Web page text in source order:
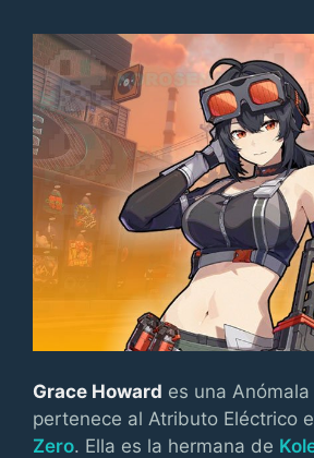
Grace Howard es una
pertenece al Atributo Eléctrico
Zero. Ella es la hermana de